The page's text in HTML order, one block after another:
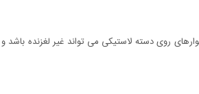
نوارهای روی دسته لاستیکی می تواند غیر لغزنده باشد